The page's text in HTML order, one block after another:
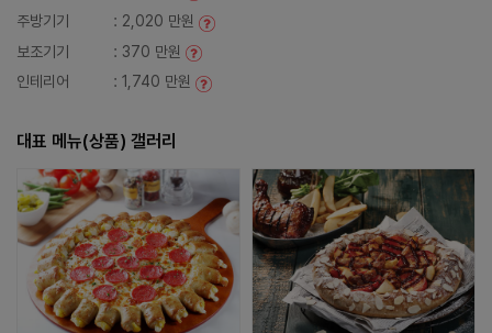
주방기기
: 2,020 만원
보조기기
: 370 만원
인테리어
: 1,740 만원
대표 메뉴(상품) 갤러리